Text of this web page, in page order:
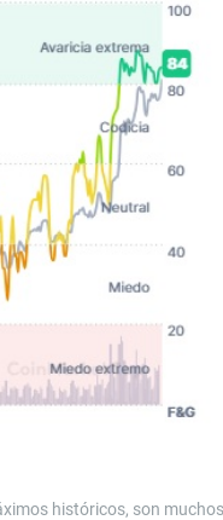
históricos, son muchos